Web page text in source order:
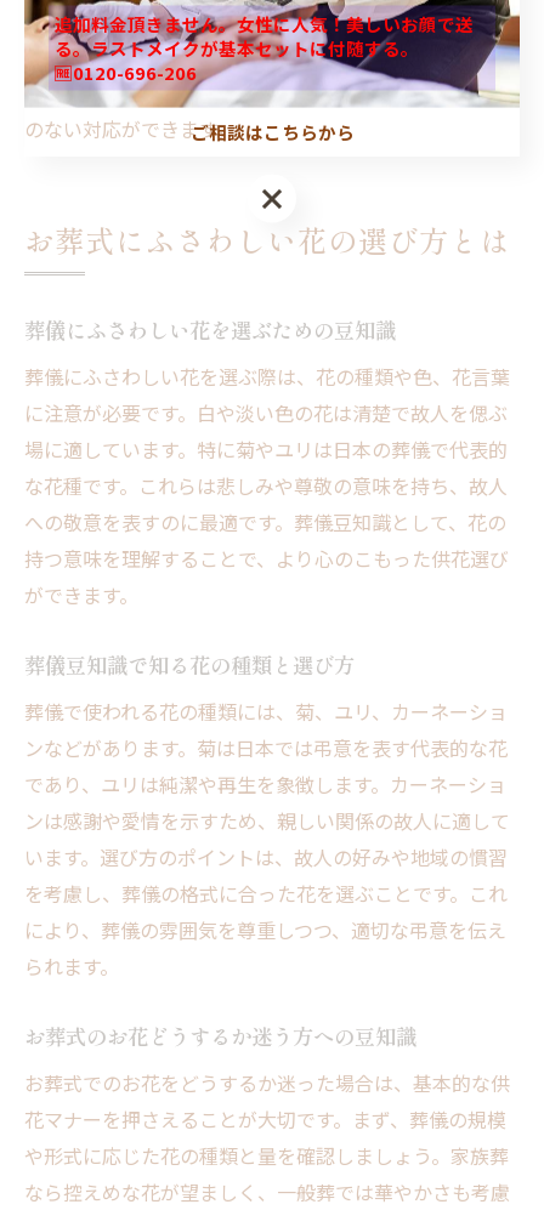
は地域や宗教によって多少異なるため、事前に確認する
ことが推奨されます。こうした疑問解決を通じて、葬儀
における花マナーの理解と実践がスムーズになり、失礼
のない対応ができます。
お葬式にふさわしい花の選び方とは
葬儀にふさわしい花を選ぶための豆知識
葬儀にふさわしい花を選ぶ際は、花の種類や色、花言葉
に注意が必要です。白や淡い色の花は清楚で故人を偲ぶ
場に適しています。特に菊やユリは日本の葬儀で代表的
な花種です。これらは悲しみや尊敬の意味を持ち、故人
への敬意を表すのに最適です。葬儀豆知識として、花の
持つ意味を理解することで、より心のこもった供花選び
ができます。
葬儀豆知識で知る花の種類と選び方
葬儀で使われる花の種類には、菊、ユリ、カーネーショ
ンなどがあります。菊は日本では弔意を表す代表的な花
であり、ユリは純潔や再生を象徴します。カーネーショ
ンは感謝や愛情を示すため、親しい関係の故人に適して
います。選び方のポイントは、故人の好みや地域の慣習
を考慮し、葬儀の格式に合った花を選ぶことです。これ
により、葬儀の雰囲気を尊重しつつ、適切な弔意を伝え
られます。
お葬式のお花どうするか迷う方への豆知識
お葬式でのお花をどうするか迷った場合は、基本的な供
花マナーを押さえることが大切です。まず、葬儀の規模
や形式に応じた花の種類と量を確認しましょう。家族葬
なら控えめな花が望ましく、一般葬では華やかさも考慮
追加料金頂きません。女性に人気！美しいお顔で送
る。ラストメイクが基本セットに付随する。
🆓0120-696-206
ご相談はこちらから